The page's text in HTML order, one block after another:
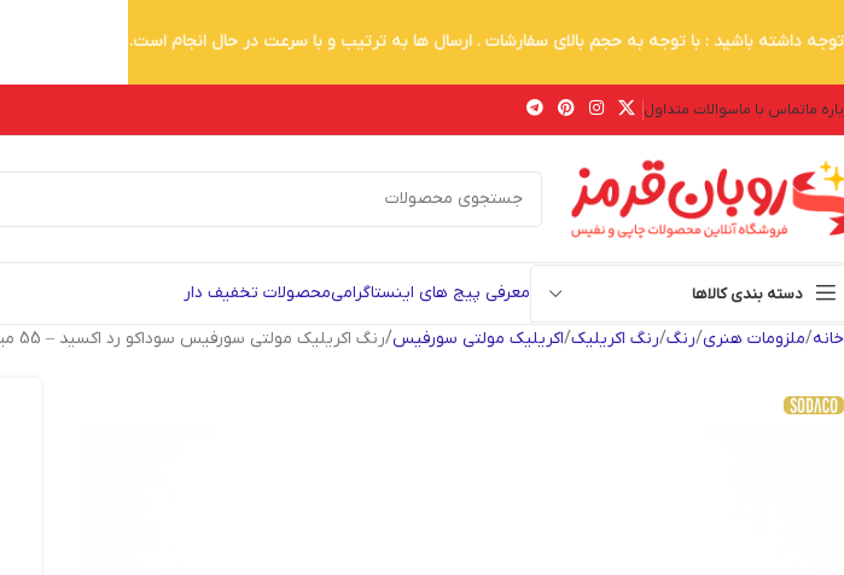
ماتماس با ماسوالات متداول
دسته بندی کالاها معرفی پیج های اینستاگرامیمحصولات تخفیف دار
خانه ملزومات هنری رنگ رنگ اکریلیک اکریلیک مولتی سورفیس رنگ اکریلیک مولتی سورفیس سوداکو رد اکسید – 55 میل
توجه داشته باشید : با توجه به حجم بالای سفارشات . ارسال ها به ترتیب و با سرعت در حال انجام است.